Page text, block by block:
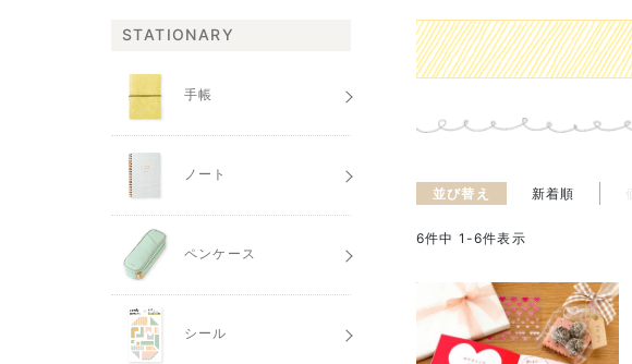
並び替え 新着順
6件中 1 -6件表示
STATIONARY
手帳
ノート
ペンケース
シール